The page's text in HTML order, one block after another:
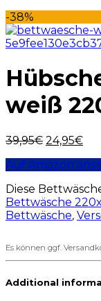
-38%
weiß
39,95€ 24,95€
Auf Amazon
Diese
Bettwäsche
Bettwäsche,
Es können ggf.
Additional